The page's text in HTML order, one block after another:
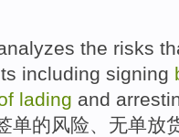
the risks
including signing
lading and
单的风险、 无单放